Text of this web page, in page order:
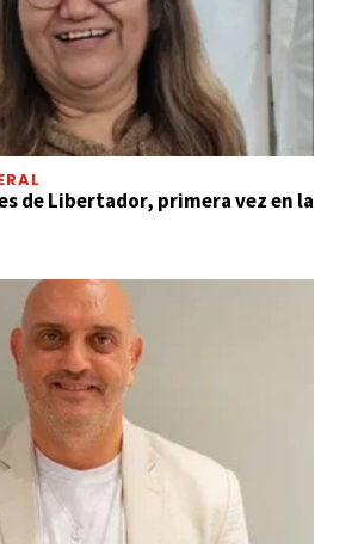
de Libertador, primera vez en la